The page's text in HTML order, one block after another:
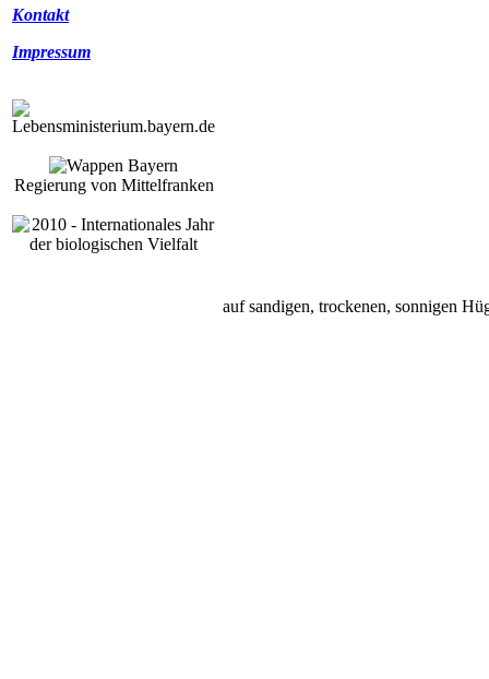
Kontakt
Impressum
Regierung von Mittelfranken
auf sandigen, trockenen, sonnigen